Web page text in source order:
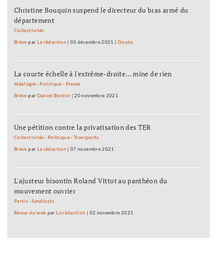
Christine Bouquin suspend le directeur du bras armé du
département
Collectivités
Brève par La rédaction |03 décembre 2021 | Doubs
La courte échelle à l'extrême-droite... mine de rien
Idéologie - Politique - Presse
Brève par Daniel Bordür |20 novembre 2021
Une pétition contre la privatisation des TER
Collectivités - Politique-Transports
Brève par La rédaction |07 novembre 2021
L'ajusteur bisontin Roland Vittot au panthéon du
mouvement ouvrier
Partis -Syndicats
Revue du web parLa rédaction | 02 novembre 2021